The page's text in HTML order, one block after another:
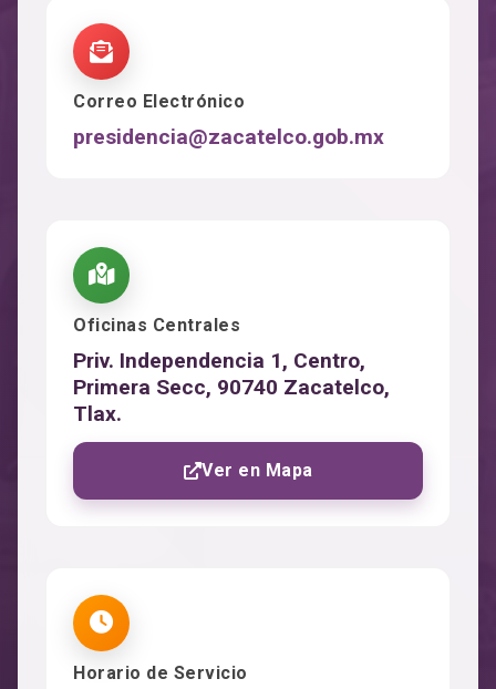
Correo Electrónico
presidencia@zacatelco.gob.mx
Oficinas Centrales
Priv. Independencia 1, Centro,
Primera Secc, 90740 Zacatelco,
Tlax.
Ver en Mapa
Horario de Servicio